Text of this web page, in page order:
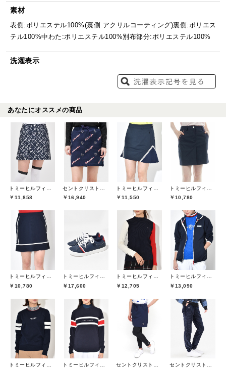
素材
表側:ポリエステル100%(裏側 アクリルコーティング)裏側:ポリエス
テル100%中わた:ポリエステル100%別布部分:ポリエステル100%
洗濯表示
あなたにオススメの商品
￥11,858
￥16,940
￥11,550
￥10,780
トミーヒルフィガーゴルフ(TOMMY HILFIGER GOLF)
￥10,780
トミーヒルフィガーゴルフ(TOMMY HILFIGER GOLF)
￥17,600
トミーヒルフィガーゴルフ(TOMMY HILFIGER GOLF)
￥12,705
トミーヒルフィガーゴルフ(TOMMY HILFIGER GOLF)
￥13,090
トミーヒルフィガーゴルフ(TOMMY HILFIGER GOLF)
トミーヒルフィガーゴルフ(TOMMY HILFIGER GOLF)
セントクリストファーゴルフ(St.ChristopherGolf)
セントクリストファーゴルフ(St.ChristopherGolf)